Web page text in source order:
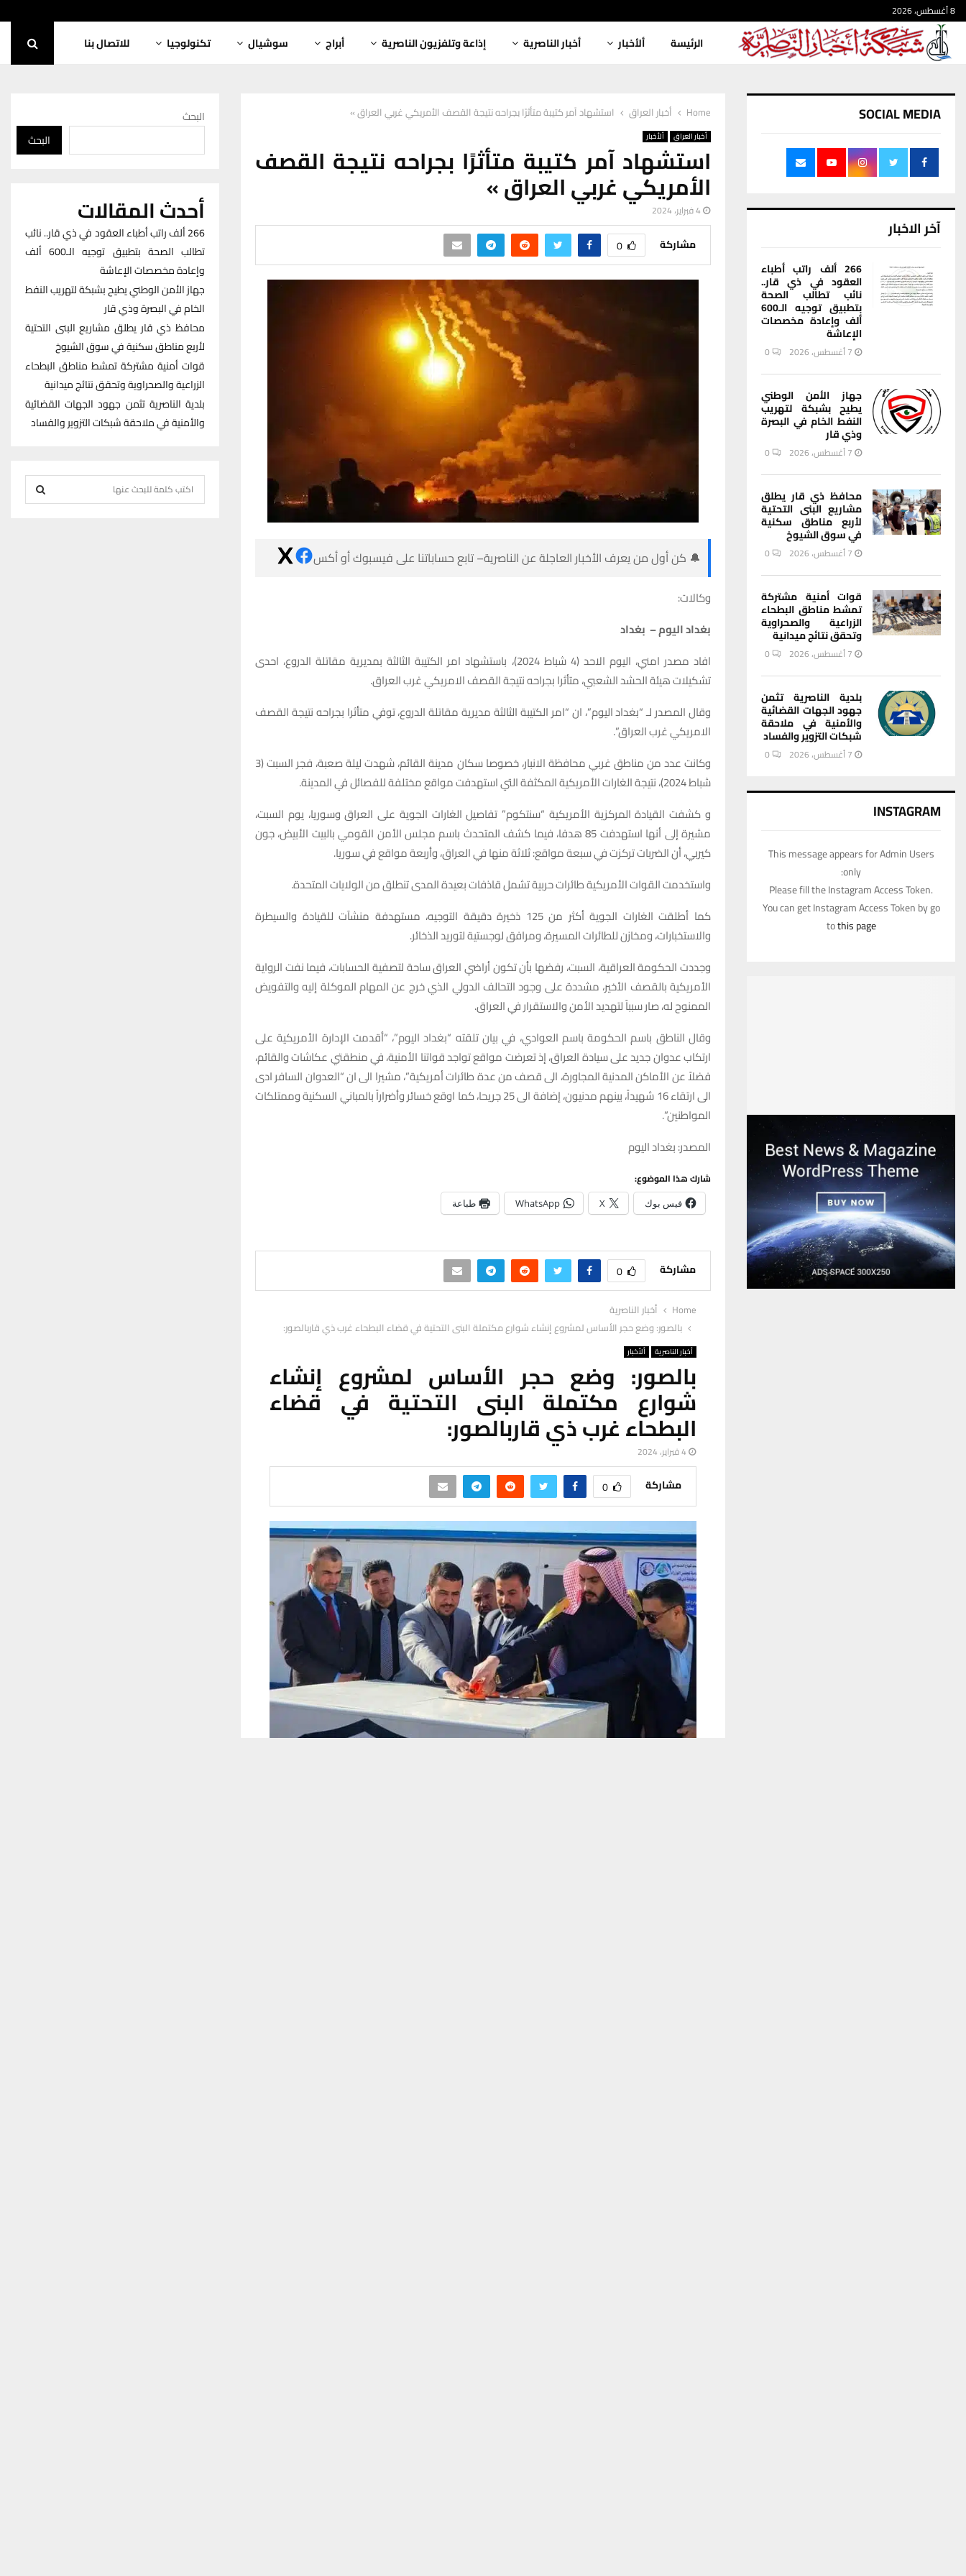
8 أغسطس، 2026
الرئيسة ألأخبار أخبار الناصرية إذاعة وتلفزيون الناصرية أبراج سوشيال تكنولوجيا للاتصال بنا
Home أخبار العراق استشهاد آمر كتيبة متأثرًا بجراحه نتيجة القصف الأمريكي غربي العراق »
أخبار العراق ألأخبار
استشهاد آمر كتيبة متأثرًا بجراحه نتيجة القصف
الأمريكي غربي العراق »
4 فبراير، 2024
مشاركة 0
🔔 كن أول من يعرف الأخبار العاجلة عن الناصرية– تابع حساباتنا على فيسبوك أو أكس
وكالات:
بغداد اليوم – بغداد
افاد مصدر امني، اليوم الاحد (4 شباط 2024)، باستشهاد امر الكتيبة الثالثة بمديرية مقاتلة الدروع، احدى
تشكيلات هيئة الحشد الشعبي، متأثرا بجراحه نتيجة القصف الامريكي غرب العراق.
وقال المصدر لـ “بغداد اليوم”، ان “امر الكتيبة الثالثة مديرية مقاتلة الدروع، توفي متأثرا بجراحه نتيجة القصف
الامريكي غرب العراق”.
وكانت عدد من مناطق غربي محافظة الانبار، خصوصا سكان مدينة القائم، شهدت ليلة صعبة، فجر السبت (3
شباط 2024)، نتيجة الغارات الأمريكية المكثفة التي استهدفت مواقع مختلفة للفصائل في المدينة.
و كشفت القيادة المركزية الأمريكية “سنتكوم” تفاصيل الغارات الجوية على العراق وسوريا، يوم السبت،
مشيرة إلى أنها استهدفت 85 هدفا، فيما كشف المتحدث باسم مجلس الأمن القومي بالبيت الأبيض، جون
كيربي، أن الضربات تركزت في سبعة مواقع: ثلاثة منها في العراق، وأربعة مواقع في سوريا.
واستخدمت القوات الأمريكية طائرات حربية تشمل قاذفات بعيدة المدى تنطلق من الولايات المتحدة.
كما أطلقت الغارات الجوية أكثر من 125 ذخيرة دقيقة التوجيه، مستهدفة منشآت للقيادة والسيطرة
والاستخبارات، ومخازن للطائرات المسيرة، ومرافق لوجستية لتوريد الذخائر.
وجددت الحكومة العراقية، السبت، رفضها بأن تكون أراضي العراق ساحة لتصفية الحسابات، فيما نفت الرواية
الأمريكية بالقصف الأخير، مشددة على وجود التحالف الدولي الذي خرج عن المهام الموكلة إليه والتفويض
الممنوح له، صار سبباً لتهديد الأمن والاستقرار في العراق.
وقال الناطق باسم الحكومة باسم العوادي، في بيان تلقته “بغداد اليوم”، “أقدمت الإدارة الأمريكية على
ارتكاب عدوان جديد على سيادة العراق، إذ تعرضت مواقع تواجد قواتنا الأمنية، في منطقتي عكاشات والقائم،
فضلاً عن الأماكن المدنية المجاورة، الى قصف من عدة طائرات أمريكية”، مشيرا الى ان “العدوان السافر ادى
الى ارتقاء 16 شهيداً، بينهم مدنيون، إضافة الى 25 جريحا، كما اوقع خسائر وأضراراً بالمباني السكنية وممتلكات
المواطنين”.
المصدر: بغداد اليوم
شارك هذا الموضوع:
فيس بوك X
WhatsApp طباعة
مشاركة 0
Home
أخبار الناصرية
بالصور: وضع حجر الأساس لمشروع إنشاء شوارع مكتملة البنى التحتية في قضاء البطحاء غرب ذي قاربالصور:
أخبار الناصرية ألأخبار
بالصور: وضع حجر الأساس لمشروع إنشاء
شوارع مكتملة البنى التحتية في قضاء
البطحاء غرب ذي قاربالصور:
4 فبراير، 2024
مشاركة 0
SOCIAL MEDIA
آخر الاخبار
266 ألف راتب أطباء
العقود في ذي قار..
نائب تطالب الصحة
بتطبيق توجيه الـ600
ألف وإعادة مخصصات
الإعاشة
7 أغسطس، 2026 0
جهاز الأمن الوطني
يطيح بشبكة لتهريب
النفط الخام في البصرة
وذي قار
7 أغسطس، 2026 0
محافظ ذي قار يطلق
مشاريع البنى التحتية
لأربع مناطق سكنية
في سوق الشيوخ
7 أغسطس، 2026 0
قوات أمنية مشتركة
تمشط مناطق البطحاء
الزراعية والصحراوية
وتحقق نتائج ميدانية
7 أغسطس، 2026 0
بلدية الناصرية تثمن
جهود الجهات القضائية
والأمنية في ملاحقة
شبكات التزوير والفساد
7 أغسطس، 2026 0
INSTAGRAM
This message appears for Admin Users
only:
Please fill the Instagram Access Token.
You can get Instagram Access Token by go
tothis page
البحث
البحث
أحدث المقالات
266 ألف راتب أطباء العقود في ذي قار.. نائب
تطالب الصحة بتطبيق توجيه الـ600 ألف
وإعادة مخصصات الإعاشة
جهاز الأمن الوطني يطيح بشبكة لتهريب النفط
الخام في البصرة وذي قار
محافظ ذي قار يطلق مشاريع البنى التحتية
لأربع مناطق سكنية في سوق الشيوخ
قوات أمنية مشتركة تمشط مناطق البطحاء
الزراعية والصحراوية وتحقق نتائج ميدانية
بلدية الناصرية تثمن جهود الجهات القضائية
والأمنية في ملاحقة شبكات التزوير والفساد
e